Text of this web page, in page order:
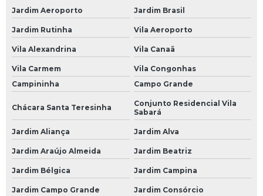
Borracharia 24 Horas em São Paulo
Borracharia 24 Horas em SP
Borracharia 24 Horas na Avenida do Estado
Borracharia 24 Horas na Paulista
Borracharia 24 Horas na Zona Leste
Borracharia 24 Horas na Zona Norte
Borracharia 24 Horas na Zona Oeste
Borracharia 24 Horas na Zona Sul
Borracharia 24 Horas no Morumbi
Borracharia 24 Horas SP
Jardim Aeroporto Jardim Brasil
Jardim Rutinha Vila Aeroporto
Vila Alexandrina Vila Canaã
Vila Carmem
Vila Congonhas
Campininha
Campo Grande
Chácara Santa Teresinha
Conjunto Residencial Vila
Sabará
Jardim Aliança Jardim Alva
Jardim Araújo Almeida Jardim Beatriz
Jardim Bélgica Jardim Campina
Jardim Campo Grande Jardim Consórcio